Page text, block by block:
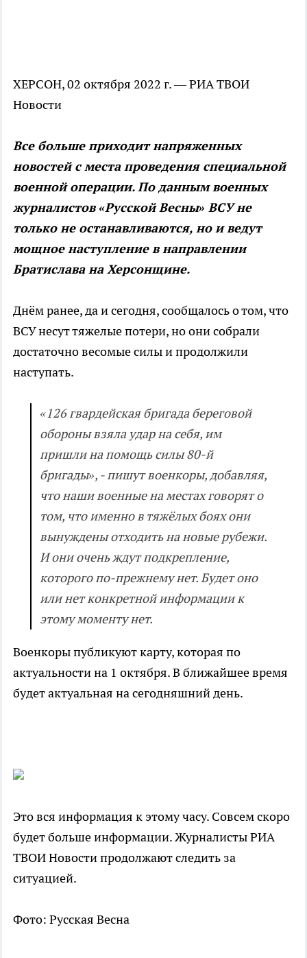
ХЕРСОН, 02 октября 2022 г. — РИА ТВОИ
Новости
Все больше приходит напряженных
новостей с места проведения специальной
военной операции. По данным военных
журналистов «Русской Весны» ВСУ не
только не останавливаются, но и ведут
мощное наступление в направлении
Братислава на Херсонщине.
Днём ранее, да и сегодня, сообщалось о том, что
ВСУ несут тяжелые потери, но они собрали
достаточно весомые силы и продолжили
наступать.
«126 гвардейская бригада береговой
обороны взяла удар на себя, им
пришли на помощь силы 80-й
бригады», - пишут военкоры, добавляя,
что наши военные на местах говорят о
том, что именно в тяжёлых боях они
вынуждены отходить на новые рубежи.
И они очень ждут подкрепление,
которого по-прежнему нет. Будет оно
или нет конкретной информации к
этому моменту нет.
Военкоры публикуют карту, которая по
актуальности на 1 октября. В ближайшее время
будет актуальная на сегодняшний день.
Это вся информация к этому часу. Совсем скоро
будет больше информации. Журналисты РИА
ТВОИ Новости продолжают следить за
ситуацией.
Фото: Русская Весна